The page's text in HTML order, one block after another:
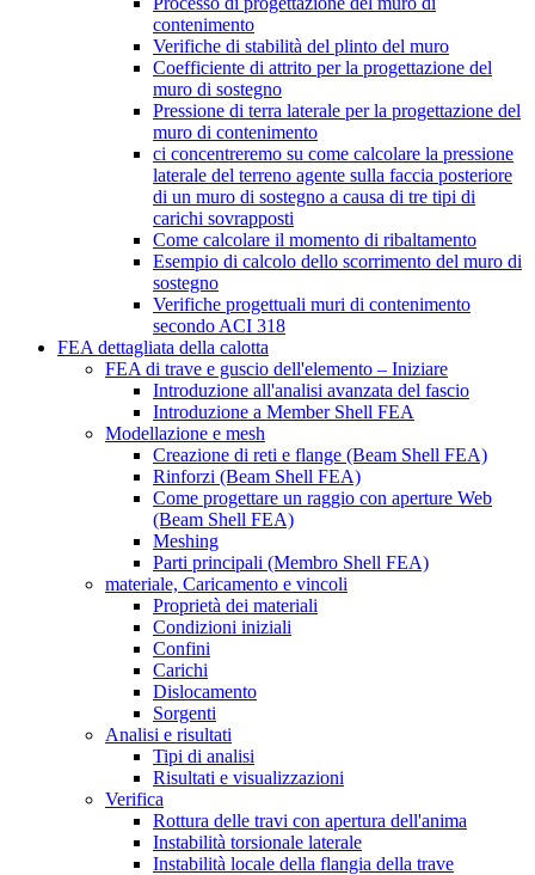
contenimento
Verifiche di stabilità del plinto del muro
Coefficiente di attrito per la progettazione del
muro di sostegno
Pressione di terra laterale per la progettazione del
muro di contenimento
ci concentreremo su come calcolare la pressione
laterale del terreno agente sulla faccia posteriore
di un muro di sostegno a causa di tre tipi di
carichi sovrapposti
Come calcolare il momento di ribaltamento
Esempio di calcolo dello scorrimento del muro di
sostegno
Verifiche progettuali muri di contenimento
secondo ACI 318
FEA dettagliata della calotta
FEA di trave e guscio dell'elemento – Iniziare
Introduzione all'analisi avanzata del fascio
Introduzione a Member Shell FEA
Modellazione e mesh
Creazione di reti e flange (Beam Shell FEA)
Rinforzi (Beam Shell FEA)
Come progettare un raggio con aperture Web
(Beam Shell FEA)
Meshing
Parti principali (Membro Shell FEA)
materiale, Caricamento e vincoli
Proprietà dei materiali
Condizioni iniziali
Confini
Carichi
Dislocamento
Sorgenti
Analisi e risultati
Tipi di analisi
Risultati e visualizzazioni
Verifica
Rottura delle travi con apertura dell'anima
Instabilità torsionale laterale
Instabilità locale della flangia della trave